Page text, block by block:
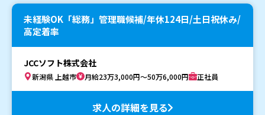
未経験OK「総務」管理職候補/年休124日/土日祝休み/
高定着率
JCCソフト株式会社
新潟県 上越市 月給23万3,000円～50万6,000円 正社員
求人の詳細を見る